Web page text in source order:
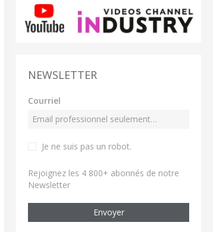
NEWSLETTER
Courriel
Je ne suis pas un robot.
Rejoignez les 4 800+ abonnés de notre
Newsletter
Envoyer